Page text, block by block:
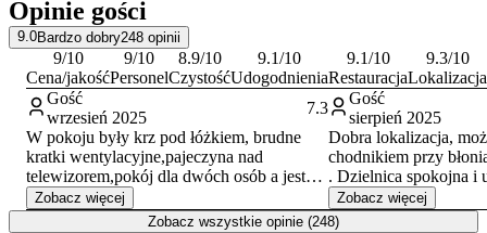
Opinie gości
9.0Bardzo dobry248 opinii
9/10
Cena/jakość
9/10
Personel
8.9/10
Czystość
9.1/10
Udogodnienia
9.1/10
Restauracja
9.3/10
Lokalizacja
Gość
wrzesień 2025
7.3
W pokoju były krz pod łóżkiem, brudne
kratki wentylacyjne,pajeczyna nad
telewizorem,pokój dla dwóch osób a jest
tylko po jedynym sztućce,nie podoba mi się
też że podczas mojej nieobecności ktoś
Zobacz więcej
Gość
sierpień 2025
Dobra lokalizacja,
chodnikiem przy
. Dzielnica spokojna i
W pensjonacie
reatauracji. Miła
Zobacz więcej
Zobacz wszystkie opinie (248)